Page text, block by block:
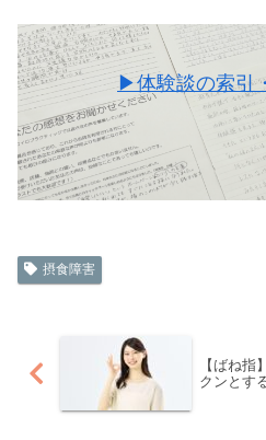
▶体験談の索引
摂食障害
【ばね指
クンとす